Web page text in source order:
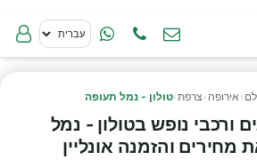
› אירופה › צרפת›טולון - נמל תעופה
ורכבי נופש בטולון - נמל
מחירים והזמנה אונליין